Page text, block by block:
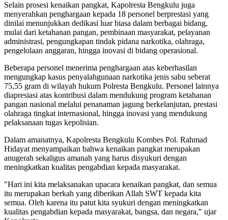
Selain prosesi kenaikan pangkat, Kapolresta Bengkulu juga
menyerahkan penghargaan kepada 18 personel berprestasi yang
dinilai menunjukkan dedikasi luar biasa dalam berbagai bidang,
mulai dari ketahanan pangan, pembinaan masyarakat, pelayanan
administrasi, pengungkapan tindak pidana narkotika, olahraga,
pengelolaan anggaran, hingga inovasi di bidang operasional.
Beberapa personel menerima penghargaan atas keberhasilan
mengungkap kasus penyalahgunaan narkotika jenis sabu seberat
75,55 gram di wilayah hukum Polresta Bengkulu. Personel lainnya
diapresiasi atas kontribusi dalam mendukung program ketahanan
pangan nasional melalui penanaman jagung berkelanjutan, prestasi
olahraga tingkat internasional, hingga inovasi yang mendukung
pelaksanaan tugas kepolisian.
Dalam amanatnya, Kapolresta Bengkulu Kombes Pol. Rahmad
Hidayat menyampaikan bahwa kenaikan pangkat merupakan
anugerah sekaligus amanah yang harus disyukuri dengan
meningkatkan kualitas pengabdian kepada masyarakat.
"Hari ini kita melaksanakan upacara kenaikan pangkat, dan semua
itu merupakan berkah yang diberikan Allah SWT kepada kita
semua. Oleh karena itu patut kita syukuri dengan meningkatkan
kualitas pengabdian kepada masyarakat, bangsa, dan negara," ujar